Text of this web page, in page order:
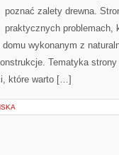
poznać zalety drewna.
praktycznych problemach,
wykonanym z
Tematyka
które warto […]